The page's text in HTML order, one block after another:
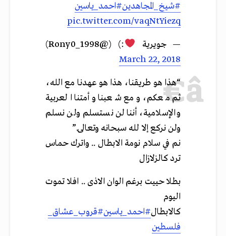
#شيخ_المجاهدين#احمد_ياسين
pic.twitter.com/vaqNtYiezq
— جويرية
:) (@Rony0_1998)
March 22, 2018
“هذا هو طريقنا، هذا هو عهدنا مع الله،
ثم معكم، ومع شعبنا وأمتنا العربية
والإسلامية، أننا لن نستسلم ولن نسلم
ولن نركع إلا لله سبحانه وتعالى.”
نم في سلام نومة الابطال .. واترك حماس
ترد كالزلازال
بطلا حييت برغم الوان الاذى .. افلا تموت
اليوم
كالابطال#احمد_ياسين#قروب_عشاق_
فلسطين